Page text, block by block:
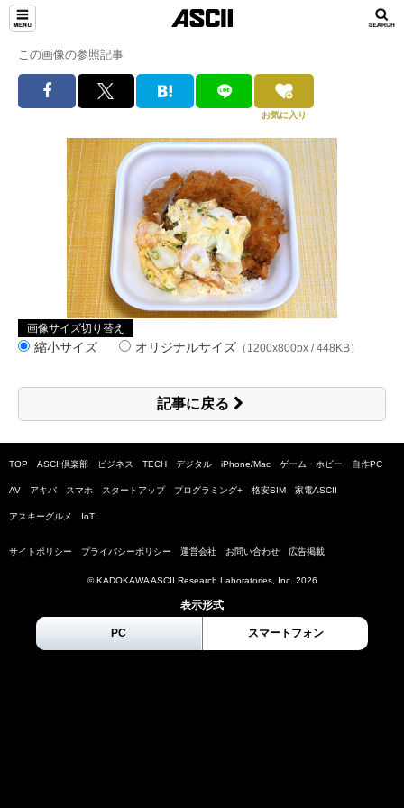
この画像の参照記事
お気に入り
画像サイズ切り替え
縮小サイズ オリジナルサイズ （1200x800px / 448KB）
記事に戻る
TOP ASCII倶楽部 ビジネス TECH デジタル iPhone/Mac ゲーム・ホビー 自作PC
AV アキバ スマホ スタートアップ プログラミング+ 格安SIM 家電ASCII
アスキーグルメ IoT
サイトポリシー プライバシーポリシー 運営会社 お問い合わせ 広告掲載
© KADOKAWA ASCII Research Laboratories, Inc. 2026
表示形式
PC スマートフォン